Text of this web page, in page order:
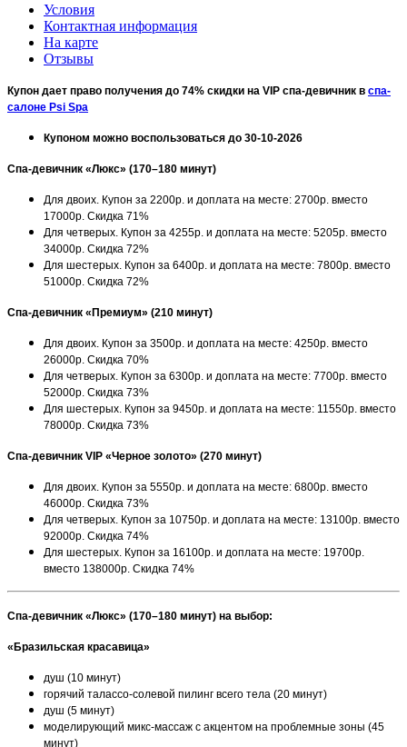
Условия
Контактная информация
На карте
Отзывы
Купон дает право получения до 74% скидки на VIP спа-девичник в спа-
салоне Psi Spa
Купоном можно воспользоваться до 30-10-2026
Спа-девичник «Люкс» (170–180 минут)
Для двоих. Купон за 2200р. и доплата на месте: 2700р. вместо
17000р. Скидка 71%
Для четверых. Купон за 4255р. и доплата на месте: 5205р. вместо
34000р. Скидка 72%
Для шестерых. Купон за 6400р. и доплата на месте: 7800р. вместо
51000р. Скидка 72%
Спа-девичник «Премиум» (210 минут)
Для двоих. Купон за 3500р. и доплата на месте: 4250р. вместо
26000р. Скидка 70%
Для четверых. Купон за 6300р. и доплата на месте: 7700р. вместо
52000р. Скидка 73%
Для шестерых. Купон за 9450р. и доплата на месте: 11550р. вместо
78000р. Скидка 73%
Спа-девичник VIP «Черное золото» (270 минут)
Для двоих. Купон за 5550р. и доплата на месте: 6800р. вместо
46000р. Скидка 73%
Для четверых. Купон за 10750р. и доплата на месте: 13100р. вместо
92000р. Скидка 74%
Для шестерых. Купон за 16100р. и доплата на месте: 19700р.
вместо 138000р. Скидка 74%
Спа-девичник «Люкс» (170–180 минут) на выбор:
«Бразильская красавица»
душ (10 минут)
горячий талассо-солевой пилинг всего тела (20 минут)
душ (5 минут)
моделирующий микс-массаж с акцентом на проблемные зоны (45
минут)